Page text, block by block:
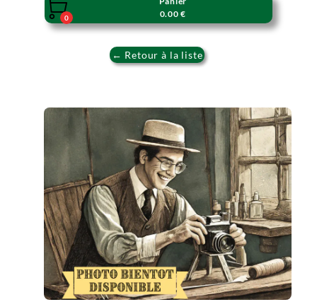

0
0.00 €
← Retour à la liste